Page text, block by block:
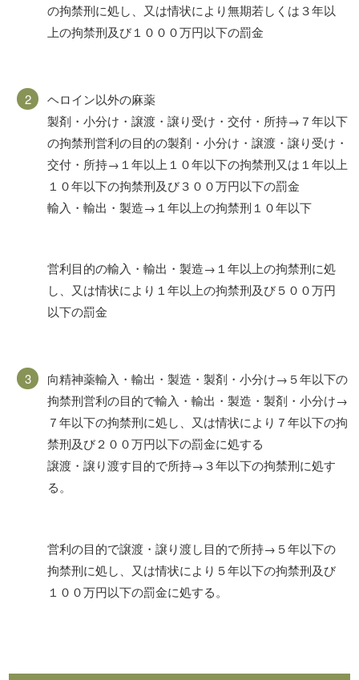
の拘禁刑に処し、又は情状により無期若しくは３年以
上の拘禁刑及び１０００万円以下の罰金
ヘロイン以外の麻薬
製剤・小分け・譲渡・譲り受け・交付・所持→７年以下
の拘禁刑営利の目的の製剤・小分け・譲渡・譲り受け・
交付・所持→１年以上１０年以下の拘禁刑又は１年以上
１０年以下の拘禁刑及び３００万円以下の罰金
輸入・輸出・製造→１年以上の拘禁刑１０年以下
営利目的の輸入・輸出・製造→１年以上の拘禁刑に処
し、又は情状により１年以上の拘禁刑及び５００万円
以下の罰金
向精神薬輸入・輸出・製造・製剤・小分け→５年以下の
拘禁刑営利の目的で輸入・輸出・製造・製剤・小分け→
７年以下の拘禁刑に処し、又は情状により７年以下の拘
禁刑及び２００万円以下の罰金に処する
譲渡・譲り渡す目的で所持→３年以下の拘禁刑に処す
る。
営利の目的で譲渡・譲り渡し目的で所持→５年以下の
拘禁刑に処し、又は情状により５年以下の拘禁刑及び
１００万円以下の罰金に処する。